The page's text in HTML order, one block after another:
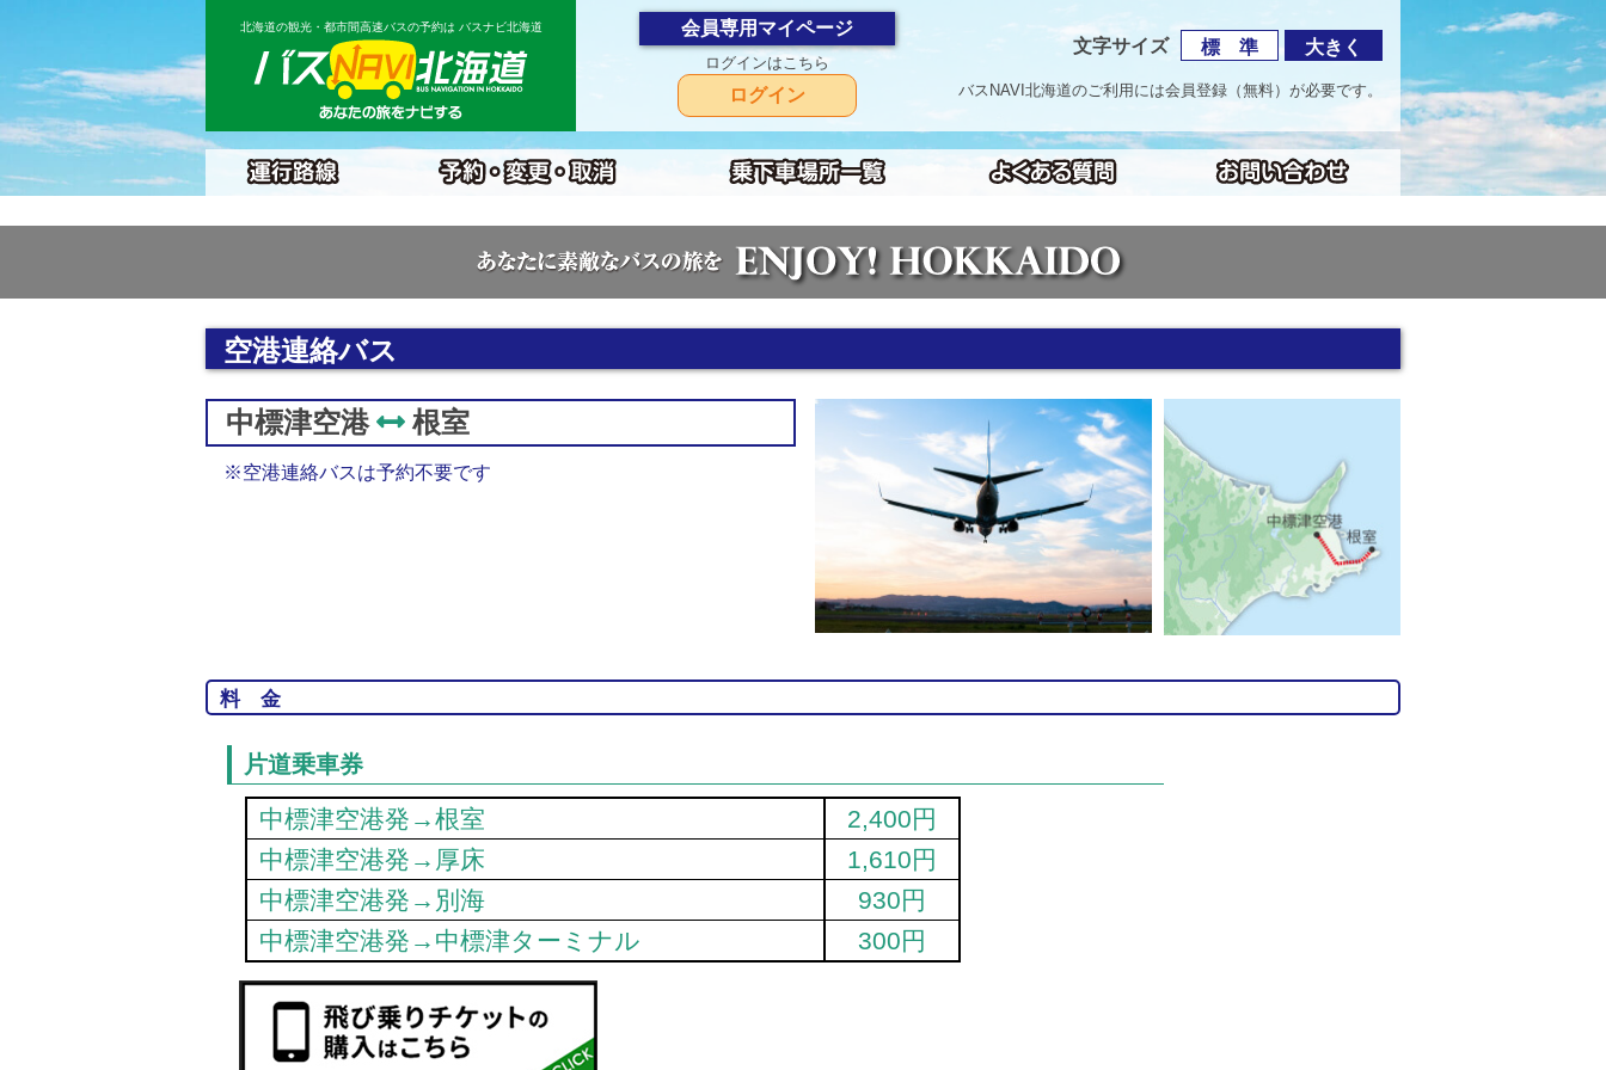
北海道の観光・都市間高速バスの予約は バスナビ北海道 会員専用マイページ
ログインはこちら
ログイン
文字サイズ 標 準 大きく
バスNAVI北海道のご利用には会員登録（無料）が必要です。
空港連絡バス
中標津空港 根室
※空港連絡バスは予約不要です
料金
片道乗車券
中標津空港発→根室
2,400円
中標津空港発→厚床
1,610円
中標津空港発→別海
930円
中標津空港発 →中標津ターミナル 300円